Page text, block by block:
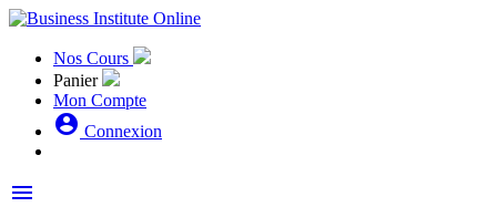
Nos Cours
Panier
Mon Compte
account_circle Connexion
menu